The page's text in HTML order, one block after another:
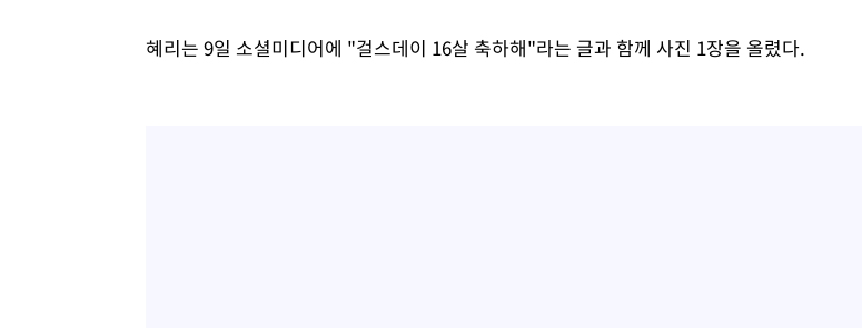
혜리는 9일 소셜미디어에 "걸스데이 16살 축하해"라는 글과 함께 사진 1장을 올렸다.